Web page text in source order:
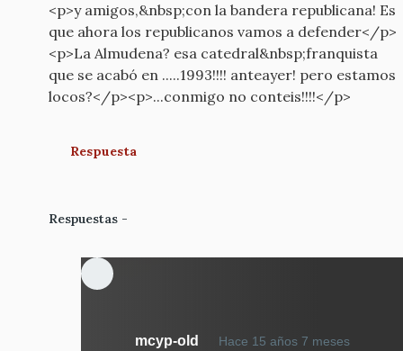
<p>y amigos,&nbsp;con la bandera republicana! Es
que ahora los republicanos vamos a defender</p>
<p>La Almudena? esa catedral&nbsp;franquista
que se acabó en .....1993!!!! anteayer! pero estamos
locos?</p><p>...conmigo no conteis!!!!</p>
Respuesta
Respuestas
mcyp-old Hace 15 años 7 mesesEn